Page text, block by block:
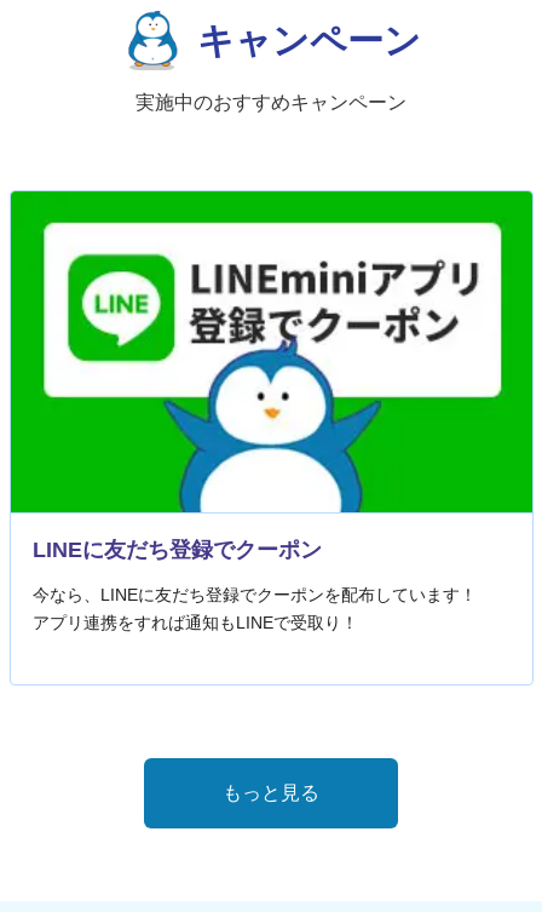
キャンペーン
実施中のおすすめキャンペーン
LINEに友だち登録でクーポン
今なら、LINEに友だち登録でクーポンを配布しています！
アプリ連携をすれば通知もLINEで受取り！
もっと見る